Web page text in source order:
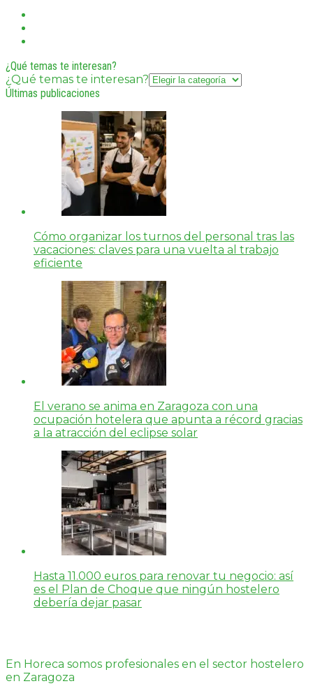
¿Qué temas te interesan?
¿Qué temas te interesan?
Últimas publicaciones
Cómo organizar los turnos del personal tras las
vacaciones: claves para una vuelta al trabajo
eficiente
El verano se anima en Zaragoza con una
ocupación hotelera que apunta a récord gracias
a la atracción del eclipse solar
Hasta 11.000 euros para renovar tu negocio: así
es el Plan de Choque que ningún hostelero
debería dejar pasar
En Horeca somos profesionales en el sector hostelero
en Zaragoza